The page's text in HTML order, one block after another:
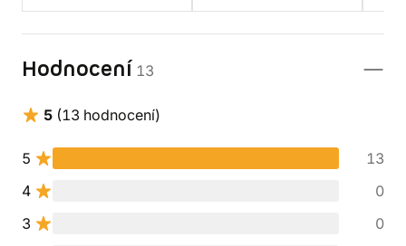
Hodnocení 13
5 (13 hodnocení)
5
13
4
0
3
0